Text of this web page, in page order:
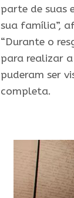
parte de suas
sua família”,
“Durante o
para realizar
puderam ser
completa.